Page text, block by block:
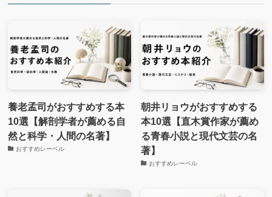
養老孟司がおすすめする本
10選【解剖学者が薦める自
然と科学・人間の名著】
おすすめレーベル
朝井リョウがおすすめする
本10選【直木賞作家が薦め
る青春小説と現代文芸の名
著】
おすすめレーベル